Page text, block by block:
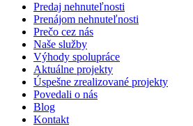
Predaj nehnuteľnosti
Prenájom nehnuteľnosti
Prečo cez nás
Naše služby
Výhody spolupráce
Aktuálne projekty
Úspešne zrealizované projekty
Povedali o nás
Blog
Kontakt